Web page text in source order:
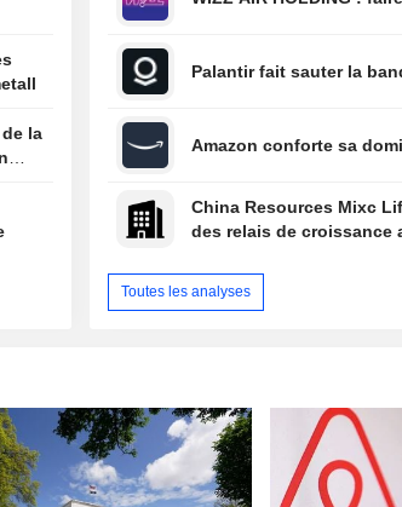
la
Palantir fait sauter la
Amazon conforte sa
China Resources Mixc
des relais de croissance
Toutes les analyses